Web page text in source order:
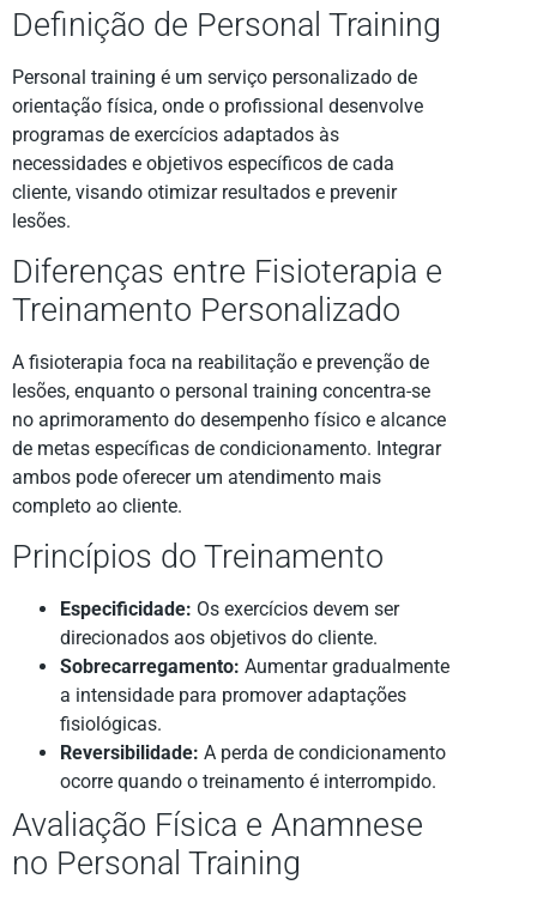
Definição de Personal Training
Personal training é um serviço personalizado de
orientação física, onde o profissional desenvolve
programas de exercícios adaptados às
necessidades e objetivos específicos de cada
cliente, visando otimizar resultados e prevenir
lesões.
Diferenças entre Fisioterapia e
Treinamento Personalizado
A fisioterapia foca na reabilitação e prevenção de
lesões, enquanto o personal training concentra-se
no aprimoramento do desempenho físico e alcance
de metas específicas de condicionamento. Integrar
ambos pode oferecer um atendimento mais
completo ao cliente.
Princípios do Treinamento
Especificidade: Os exercícios devem ser
direcionados aos objetivos do cliente.
Sobrecarregamento: Aumentar gradualmente
a intensidade para promover adaptações
fisiológicas.
Reversibilidade: A perda de condicionamento
ocorre quando o treinamento é interrompido.
Avaliação Física e Anamnese
no Personal Training